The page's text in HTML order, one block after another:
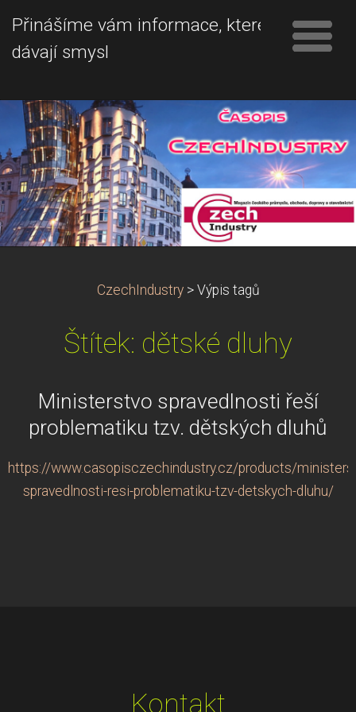
Přinášíme vám informace, které
dávají smysl
CzechIndustry > Výpis tagů
Štítek: dětské dluhy
Ministerstvo spravedlnosti řeší
problematiku tzv. dětských dluhů
https://www.casopisczechindustry.cz/products/
spravedlnosti-resi-problematiku-tzv-detskych-dluhu/
Kontakt